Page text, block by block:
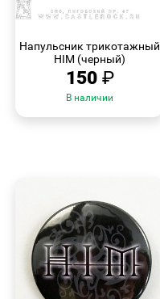
Напульсник трикотажный
HIM (черный)
150 ₽
В наличии